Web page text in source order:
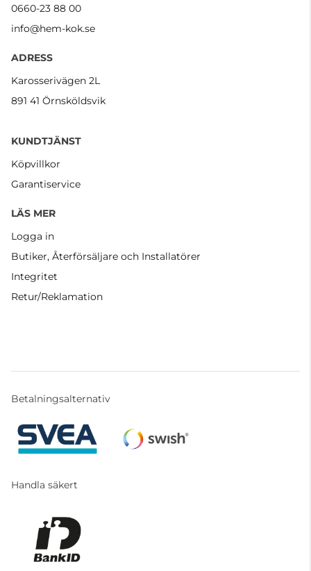
0660-23 88 00
info@hem-kok.se
ADRESS
Karosserivägen 2L
891 41 Örnsköldsvik
KUNDTJÄNST
Köpvillkor
Garantiservice
LÄS MER
Logga in
Butiker, Återförsäljare och Installatörer
Integritet
Retur/Reklamation
Betalningsalternativ
Handla säkert